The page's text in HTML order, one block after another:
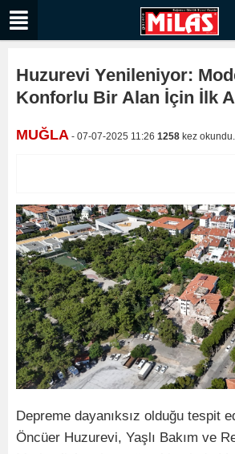
Huzurevi Yenileniyor:
Konforlu Bir Alan İçin İlk
MUĞLA - 07-07-2025 11:26 1258 kez okundu.
Depreme dayanıksız olduğu tespit
Öncüer Huzurevi, Yaşlı Bakım ve